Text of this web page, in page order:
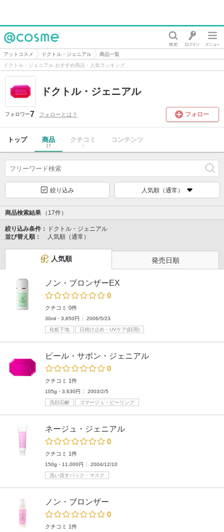
@cosme
アットコスメ ドクトル・ジェニアル
商品一覧
ドクトル・ジェニアル おすすめ商品・人気ランキング
ドクトル・ジェニアル
フォロワー7 フォローとは？ フォロー
トップ 商品
17
クチコミ
0
コンテンツ
絞り込み 人気順（通常）
商品検索結果 （17件）
絞り込み条件：
ドクトル・ジェニアル
並び替え順：
人気順（通常）
人気順 発売日順
ノン・ブロンザーEX
0
クチコミ 0件
30ml・3,850円
2006/5/23
化粧下地
日焼け止め・UVケア(顔用)
ピール・サボン・ジェニアル
0
クチコミ 1件
105g・3,630円
2003/2/5
洗顔石鹸
ゴマージュ・ピーリング
ネージュ・ジェニアル
0
クチコミ 1件
150g・11,000円
2004/12/10
洗い流すパック・マスク
ノン・ブロンザー
0
クチコミ 1件